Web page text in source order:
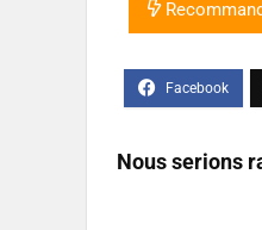
Nous serions